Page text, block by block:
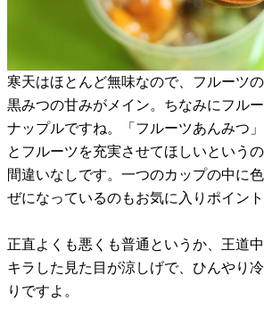
寒天はほとんど無味なので、フルーツ
黒みつの甘みがメイン。ちなみにフル
ナップルですね。「フルーツあんみつ
とフルーツを充実させてほしいという
間違いなしです。一つのカップの中に
ぜになっているのもお気に入りポイント
正直よくも悪くも普通というか、王道
キラした見た目が涼しげで、ひんやり
りですよ。